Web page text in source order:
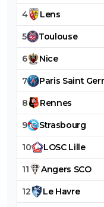
4 Lens
5 Toulouse
6 Nice
7 Paris Saint
8 Rennes
9 Strasbourg
10 LOSC Lille
11 Angers SCO
12 Le Havre